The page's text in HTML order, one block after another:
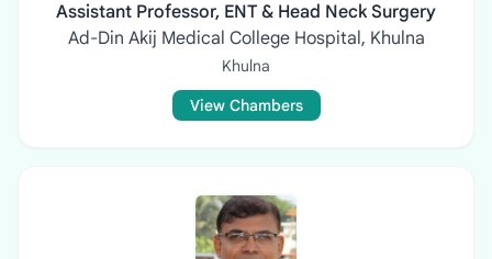
Assistant Professor, ENT & Head Neck Surgery
Ad-Din Akij Medical College Hospital, Khulna
Khulna
View Chambers